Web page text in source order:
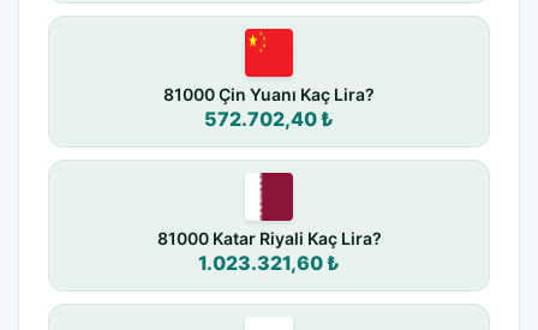
81000 Çin Yuanı Kaç Lira?
572.702,40 ₺
81000 Katar Riyali Kaç Lira?
1.023.321,60 ₺